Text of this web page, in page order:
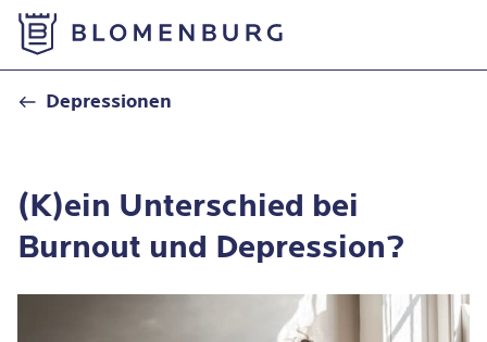
Depressionen
(K)ein Unterschied bei
Burnout und Depression?